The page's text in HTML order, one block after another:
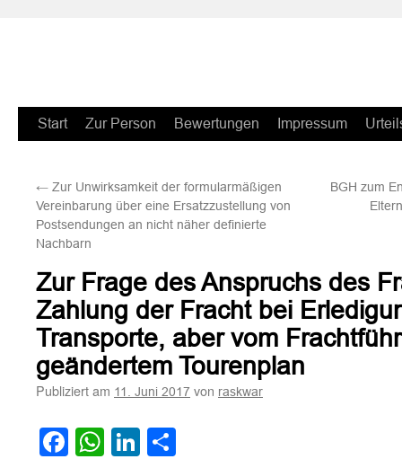
Zum
springen
Start Zur Person Bewertungen Impressum
← Zur Unwirksamkeit der formularmäßigen
Vereinbarung über eine Ersatzzustellung von
Postsendungen an nicht näher definierte
Nachbarn
BGH zum
Zur Frage des Anspruchs des
Zahlung der Fracht bei
Transporte, aber vom
geändertem Tourenplan
Publiziert am 11. Juni 2017 von raskwar
Facebook
WhatsApp
LinkedIn